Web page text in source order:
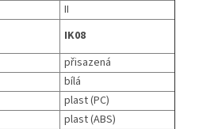
II
IK08
přisazená
bílá
plast (PC)
plast (ABS)